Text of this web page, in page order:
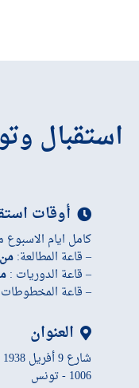
استقبال
أوقات
كامل ايام الاسبوع
– قاعة المطالعة:من
– قاعة الدوريات :من
– قاعة
العنوان
شارع 9 أفريل 1938 تونس – باب سويقة
1006 - تونس